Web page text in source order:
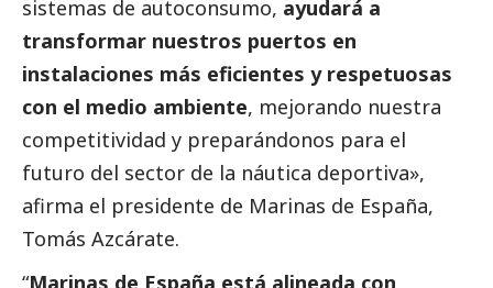
sistemas de autoconsumo, ayudará a
transformar nuestros puertos en
instalaciones más eficientes y respetuosas
con el medio ambiente, mejorando nuestra
competitividad y preparándonos para el
futuro del sector de la náutica deportiva»,
afirma el presidente de Marinas de España,
Tomás Azcárate.
“Marinas de España está alineada con